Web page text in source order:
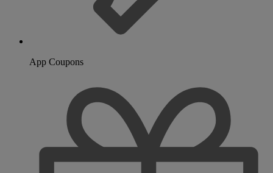
App Coupons